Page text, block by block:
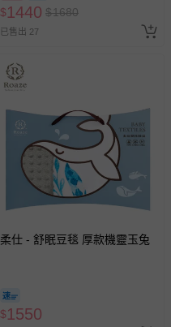
$1440 $1680
已售出 27
柔仕 - 舒眠豆毯 厚款機靈玉兔
$1550